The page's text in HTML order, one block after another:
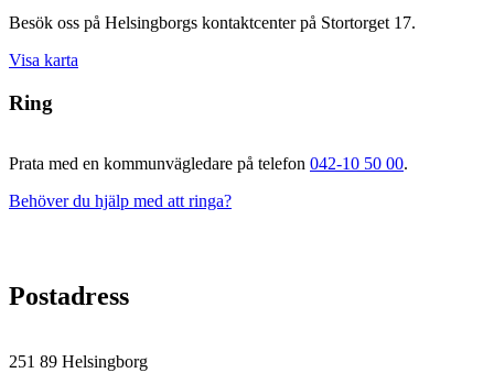
Besök oss på Helsingborgs kontaktcenter på Stortorget 17.
Visa karta
Ring
Prata med en kommunvägledare på telefon 042-10 50 00.
Behöver du hjälp med att ringa?
Postadress
251 89 Helsingborg